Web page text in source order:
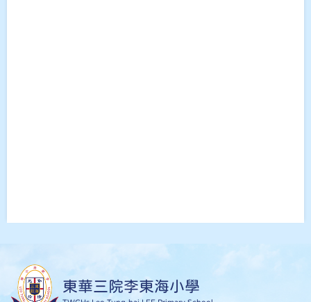
東華三院李東海小學